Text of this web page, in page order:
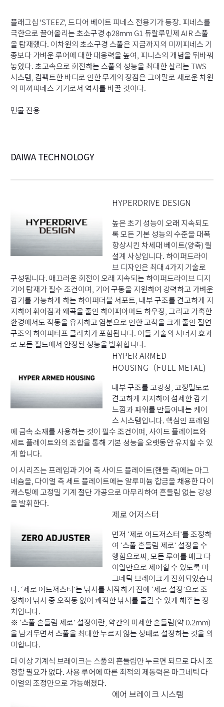
플래그십 'STEEZ', 드디어 베이트 피네스 전용기가 등장. 피네스를
극한으로 끌어올리는 초소구경 φ28mm G1 듀랄루민제 AIR 스풀
을 탑재했다. 이차원의 초소구경 스풀은 지금까지의 미끼피네스 기
종보다 가벼운 루어에 대한 대응력을 높여, 피니스의 개념을 뒤바꿔
놓았다. 초고속으로 회전하는 스풀의 성능을 최대한 살리는 TWS
시스템, 컴팩트한 바디로 인한 무게의 장점은 그야말로 새로운 차원
의 미끼피네스 기기로서 역사를 바꿀 것이다.
민물 전용
DAIWA TECHNOLOGY
HYPERDRIVE DESIGN
높은 초기 성능이 오래 지속되도
록 모든 기본 성능의 수준을 대폭
향상시킨 차세대 베이트(양축) 릴
설계 사상입니다. 하이퍼드라이
브 디자인은 최대 4가지 기술로
구성됩니다. 매끄러운 회전이 오래 지속되는 하이퍼드라이브 디지
기어 탑재가 필수 조건이며, 기어 구동을 지원하여 강력하고 가벼운
감기를 가능하게 하는 하이퍼더블 서포트, 내부 구조를 견고하게 지
지하여 휘어짐과 왜곡을 줄인 하이퍼아머드 하우징, 그리고 가혹한
환경에서도 작동을 유지하고 염분으로 인한 고착을 크게 줄인 절연
구조의 하이퍼터프 클러치가 포함됩니다. 이들 기술의 시너지 효과
로 모든 필드에서 안정된 성능을 발휘합니다.
HYPER ARMED
HOUSING（FULL METAL)
내부 구조를 고강성, 고정밀도로
견고하게 지지하여 섬세한 감기
느낌과 파워를 만들어내는 케이
스 시스템입니다. 핵심인 프레임
에 금속 소재를 사용하는 것이 필수 조건이며, 사이드 플레이트와
세트 플레이트와의 조합을 통해 기본 성능을 오랫동안 유지할 수 있
게 합니다.
이 시리즈는 프레임과 기어 측 사이드 플레이트(핸들 측)에는 마그
네슘을, 다이얼 측 세트 플레이트에는 알루미늄 합금을 채용한 다이
캐스팅에 고정밀 기계 절단 가공으로 마무리하여 흔들림 없는 강성
을 발휘한다.
제로 어저스터
먼저 ‘제로 어드저스터’를 조정하
여 ‘스풀 흔들림 제로’ 설정을 수
행함으로써, 모든 루어를 매그 다
이얼만으로 제어할 수 있도록 마
그네틱 브레이크가 진화되었습니
다. ‘제로 어드저스터’는 낚시를 시작하기 전에 ‘제로 설정’으로 조
정하여 낚시 중 오작동 없이 쾌적한 낚시를 즐길 수 있게 해주는 장
치입니다.
※ ‘스풀 흔들림 제로’ 설정이란, 약간의 미세한 흔들림(약 0.2mm)
을 남겨두면서 스풀을 최대한 누르지 않는 상태로 설정하는 것을 의
미합니다.
더 이상 기계식 브레이크는 스풀의 흔들림만 누르면 되므로 다시 조
정할 필요가 없다. 사용 루어에 따른 최적의 제동력은 마그네틱 다
이얼의 조정만으로 가능해졌다.
에어 브레이크 시스템